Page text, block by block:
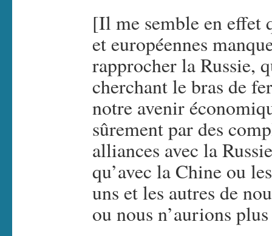
[Il me semble en effet
et européennes
rapprocher la Russie,
cherchant le bras de
notre avenir
sûrement par des
alliances avec la
qu’avec la Chine ou
uns et les autres de
ou nous n’aurions